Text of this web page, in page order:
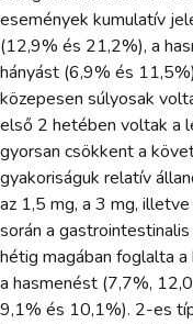
események kumulatív
(12,9% és 21,2%), a
hányást (6,9% és
közepesen súlyosak
első 2 hetében voltak a
gyorsan csökkent a
gyakoriságuk relatív
az 1,5 mg, a 3 mg,
során a
hétig magában foglalta
a hasmenést (7,7%,
9,1% és 10,1%). 2-es